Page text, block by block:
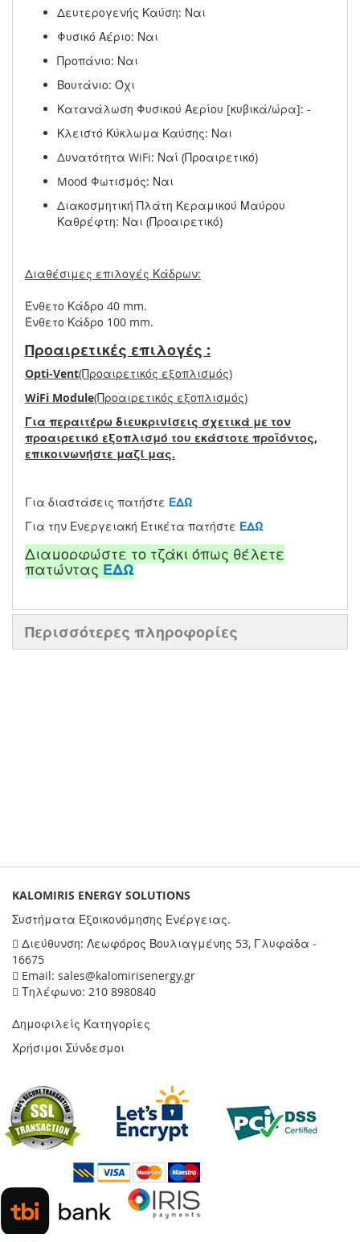
Δευτερογενής Καύση: Ναι
Φυσικό Αέριο: Ναι
Προπάνιο: Ναι
Βουτάνιο: Όχι
Κατανάλωση Φυσικού Αερίου [κυβικά/ώρα]: -
Κλειστό Κύκλωμα Καύσης: Ναι
Δυνατότητα WiFi: Ναί (Προαιρετικό)
Mood Φωτισμός: Ναι
Διακοσμητική Πλάτη Κεραμικού Μαύρου
Καθρέφτη: Ναι (Προαιρετικό)
Διαθέσιμες επιλογές Κάδρων:
Ένθετο Κάδρο 40 mm.
Ένθετο Κάδρο 100 mm.
Προαιρετικές επιλογές :
Opti-Vent(Προαιρετικός εξοπλισμός)
WiFi Module(Προαιρετικός εξοπλισμός)
Για περαιτέρω διευκρινίσεις σχετικά με τον
προαιρετικό εξοπλισμό του εκάστοτε προϊόντος,
επικοινωνήστε μαζί μας.
Για διαστάσεις πατήστε ΕΔΩ
Για την Ενεργειακή Ετικέτα πατήστε ΕΔΩ
Διαμορφώστε το τζάκι όπως θέλετε
πατώντας ΕΔΩ
Περισσότερες πληροφορίες
KALOMIRIS ENERGY SOLUTIONS
Συστήματα Εξοικονόμησης Ενέργειας.
Διεύθυνση: Λεωφόρος Βουλιαγμένης 53, Γλυφάδα -
16675
Email: sales@kalomirisenergy.gr
Τηλέφωνο: 210 8980840
Δημοφιλείς Κατηγορίες
Χρήσιμοι Σύνδεσμοι